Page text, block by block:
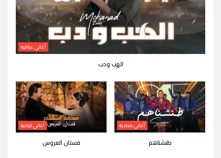
أغاني عراقية
الهب ودب
أغاني مصرية
طنشناهم
أغاني لبنانية
فستان العروس